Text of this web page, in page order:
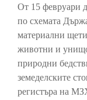
От 15 февруари
по схемата
материални
животни и
природни
земеделските
регистъра на